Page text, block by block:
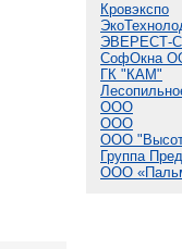
Кровэкспо
ЭВЕРЕСТ-
СофОкна
ГК "КАМ"
ООО
ООО
ООО
Группа
ООО